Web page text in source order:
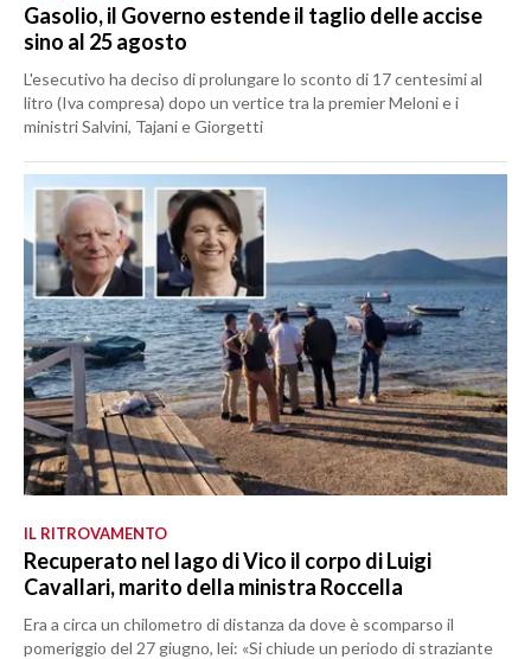
Gasolio, il Governo estende il taglio delle accise
sino al 25 agosto
L'esecutivo ha deciso di prolungare lo sconto di 17 centesimi al
litro (Iva compresa) dopo un vertice tra la premier Meloni e i
ministri Salvini, Tajani e Giorgetti
IL RITROVAMENTO
Recuperato nel lago di Vico il corpo di Luigi
Cavallari, marito della ministra Roccella
Era a circa un chilometro di distanza da dove è scomparso il
pomeriggio del 27 giugno, lei: «Si chiude un periodo di straziante